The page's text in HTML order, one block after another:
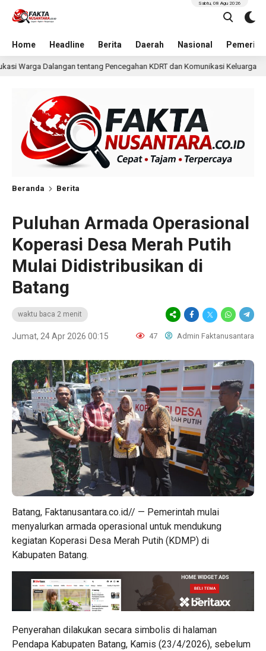
Home Headline Berita Daerah Nasional
Sabtu, 08 Agu 2026
KDRT dan Komunikasi Keluarga 13 jam lalu KKN Undip
Beranda Berita
Puluhan Armada Operasional
Koperasi Desa Merah Putih
Mulai Didistribusikan di
Batang
waktu baca 2 menit
Jumat, 24 Apr 2026 00:15 47 Admin Faktanusantara
Batang, Faktanusantara.co.id// — Pemerintah mulai
menyalurkan armada operasional untuk mendukung
kegiatan Koperasi Desa Merah Putih (KDMP) di
Kabupaten Batang.
Penyerahan dilakukan secara simbolis di halaman
Pendapa Kabupaten Batang, Kamis (23/4/2026), sebelum